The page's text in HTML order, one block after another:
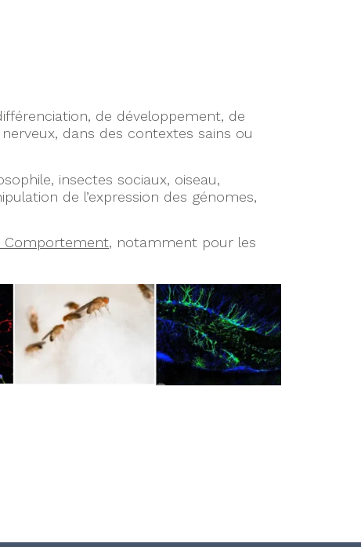
de développement, de
dans des contextes sains ou
insectes sociaux, oiseau,
de l’expression des génomes,
Comportement, notamment pour les